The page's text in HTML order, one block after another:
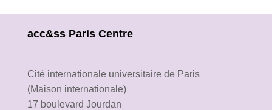
acc&ss Paris Centre
Cité internationale universitaire de Paris
(Maison internationale)
17 boulevard Jourdan